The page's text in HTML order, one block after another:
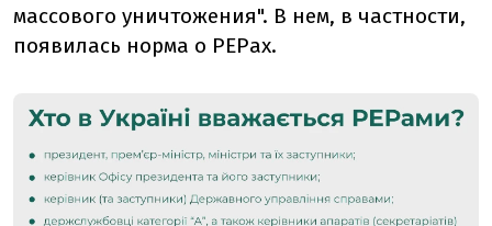
массового уничтожения". В нем, в частности,
появилась норма о PEPах.